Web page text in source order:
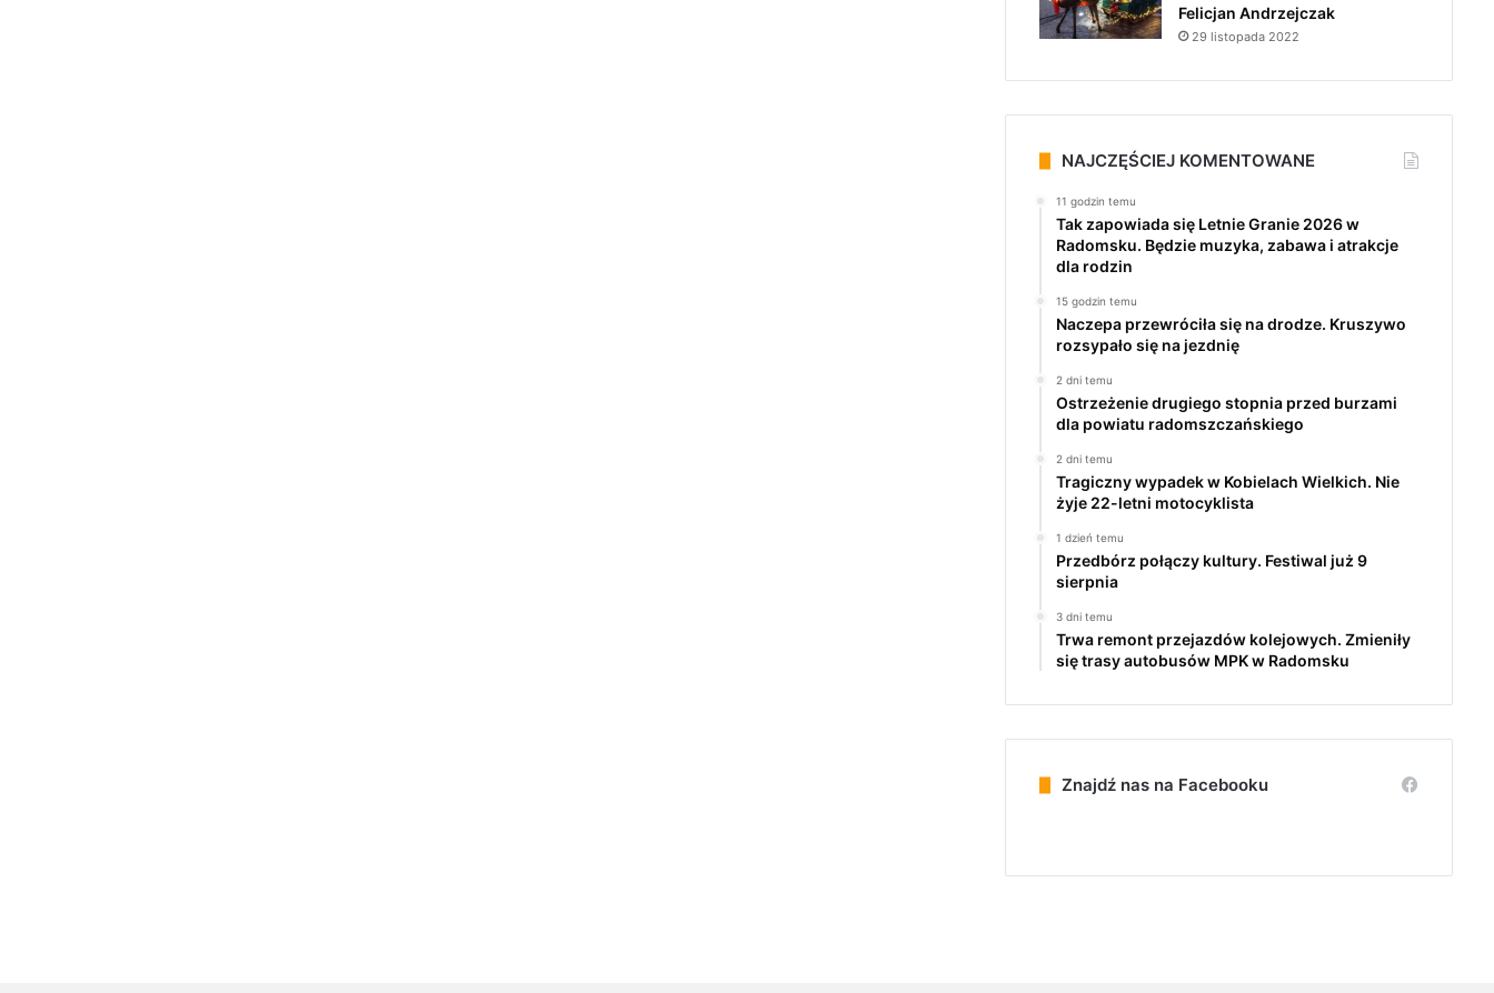
Felicjan Andrzejczak
29 listopada 2022
NAJCZĘŚCIEJ KOMENTOWANE
11 godzin temu
Tak zapowiada się Letnie Granie 2026 w
Radomsku. Będzie muzyka, zabawa i atrakcje
dla rodzin
15 godzin temu
Naczepa przewróciła się na drodze. Kruszywo
rozsypało się na jezdnię
2 dni temu
Ostrzeżenie drugiego stopnia przed burzami
dla powiatu radomszczańskiego
2 dni temu
Tragiczny wypadek w Kobielach Wielkich. Nie
żyje 22-letni motocyklista
1 dzień temu
Przedbórz połączy kultury. Festiwal już 9
sierpnia
3 dni temu
Trwa remont przejazdów kolejowych. Zmieniły
się trasy autobusów MPK w Radomsku
Znajdź nas na Facebooku